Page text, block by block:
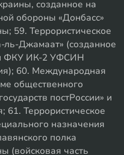
созданное на
обороны «Донбасс»
59. Террористическое
ль-Джамаат» (созданное
ФКУ ИК-2 УФСИН
60. Международная
общественного
постРоссии» и
61. Террористическое
назначения
полка
(войсковая часть